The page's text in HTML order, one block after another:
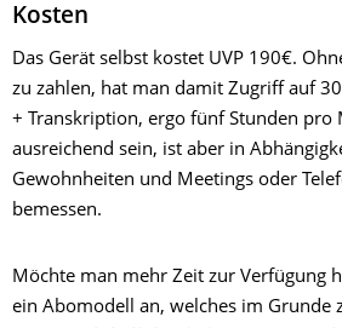
Kosten
Das Gerät selbst kostet UVP 190€.
zu zahlen, hat man damit Zugriff auf
+ Transkription, ergo fünf Stunden pro
ausreichend sein, ist aber in
Gewohnheiten und Meetings oder
bemessen.
Möchte man mehr Zeit zur Verfügung
ein Abomodell an, welches im Grunde